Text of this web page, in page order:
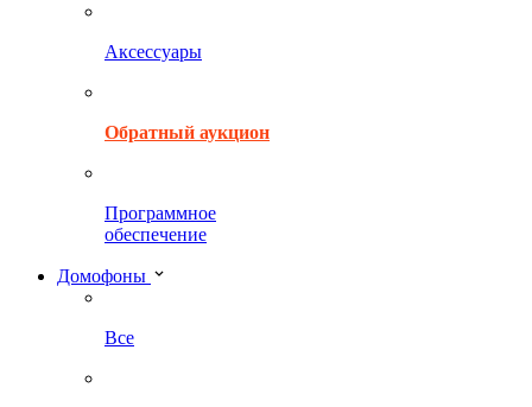
Аксессуары
Обратный аукцион
Программное
обеспечение
Домофоны
Все